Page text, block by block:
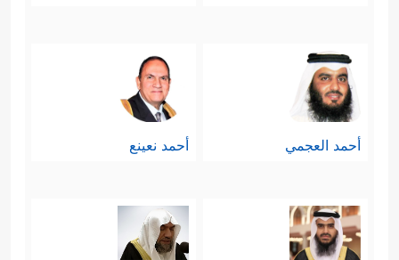
أحمد العجمي أحمد نعينع